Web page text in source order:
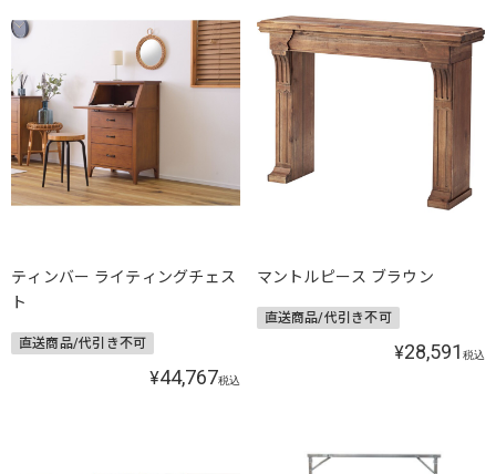
ティンバー ライティングチェス
ト
直送商品/代引き不可
¥44,767税込
マントルピース ブラウン
直送商品/代引き不可
¥28,591 税込